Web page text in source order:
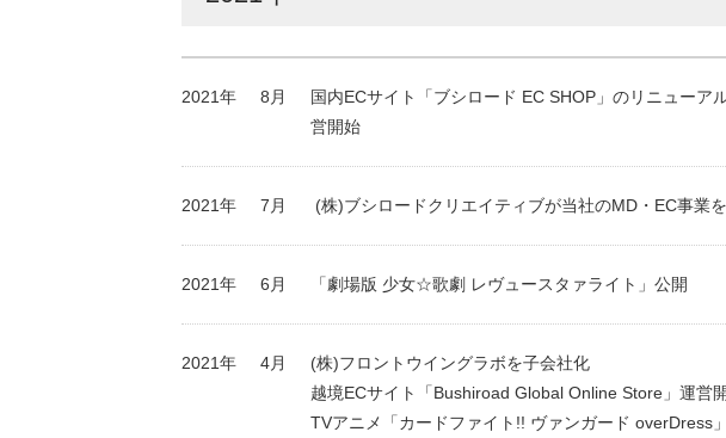
2021年 8月
国内ECサイト「ブシロード EC SHOP」のリニューア
営開始
2021年 7月 (株)ブシロードクリエイティブが当社のMD・EC事業
2021年 6月 「劇場版 少女☆歌劇 レヴュースタァライト」公開
2021年 4月
(株)フロントウイングラボを子会社化
越境ECサイト「Bushiroad Global Online Store」運営
TVアニメ「カードファイト!! ヴァンガード overDress